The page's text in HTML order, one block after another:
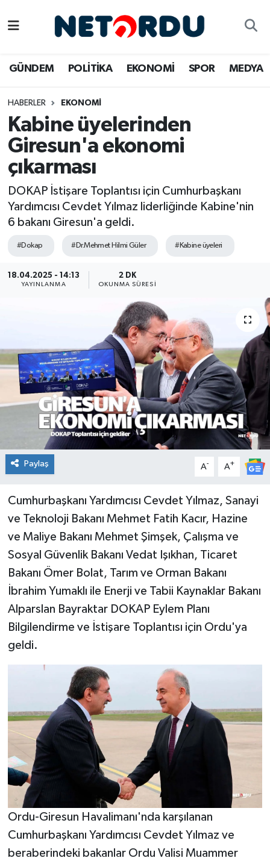
GÜNDEM POLİTİKA EKONOMİ SPOR MEDYA
HABERLER EKONOMİ
Kabine üyelerinden
Giresun'a ekonomi
çıkarması
DOKAP İstişare Toplantısı için Cumhurbaşkanı
Yardımcısı Cevdet Yılmaz liderliğinde Kabine'nin
6 bakanı Giresun'a geldi.
#Dokap #Dr.Mehmet Hilmi Güler #Kabine üyeleri
18.04.2025 - 14:13
YAYINLANMA
2 DK
OKUNMA SÜRESI
Paylaş A- A+
Cumhurbaşkanı Yardımcısı Cevdet Yılmaz, Sanayi
ve Teknoloji Bakanı Mehmet Fatih Kacır, Hazine
ve Maliye Bakanı Mehmet Şimşek, Çalışma ve
Sosyal Güvenlik Bakanı Vedat Işıkhan, Ticaret
Bakanı Ömer Bolat, Tarım ve Orman Bakanı
İbrahim Yumaklı ile Enerji ve Tabii Kaynaklar Bakanı
Alparslan Bayraktar DOKAP Eylem Planı
Bilgilendirme ve İstişare Toplantısı için Ordu'ya
geldi.
Ordu-Giresun Havalimanı'nda karşılanan
Cumhurbaşkanı Yardımcısı Cevdet Yılmaz ve
beraberindeki bakanlar Ordu Valisi Muammer
DÜNYA
EKONOMİ
EMLAK
MAGAZİN
MEDYA
OTOMOBİL
ÖZEL HABER
POLİTİKA
RÖPORTAJ
SAĞLIK
SPOR
TEKNOLOJİ
VİDEO HABER
YAŞAM
Namaz Vakitleri
Trafik Durumu
Süper Lig Puan Durumu ve Fikstür
Tüm Manşetler
Son Dakika Haberleri